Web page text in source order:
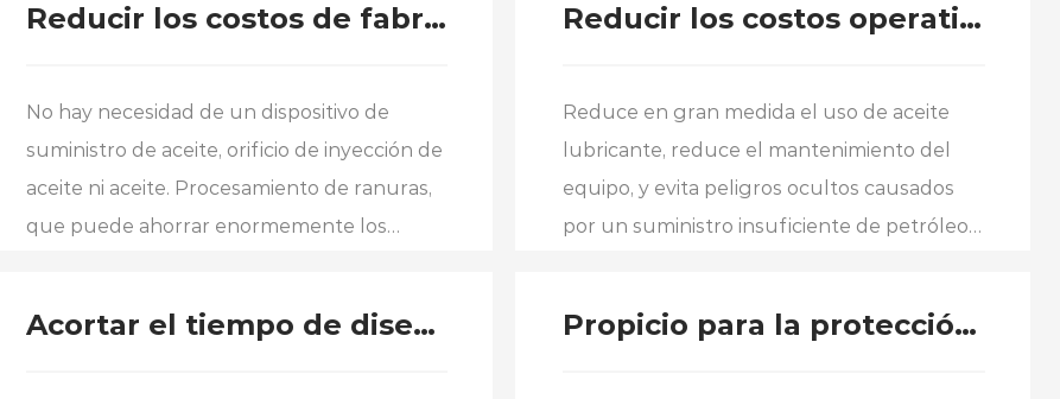
Reducir los costos de fabricación
No hay necesidad de un dispositivo de
suministro de aceite, orificio de inyección de
aceite ni aceite. Procesamiento de ranuras,
que puede ahorrar enormemente los
Reducir los costos operativos
Reduce en gran medida el uso de aceite
lubricante, reduce el mantenimiento del
equipo, y evita peligros ocultos causados ​​
por un suministro insuficiente de petróleo,
Acortar el tiempo de diseño Propicio para la protección del medio